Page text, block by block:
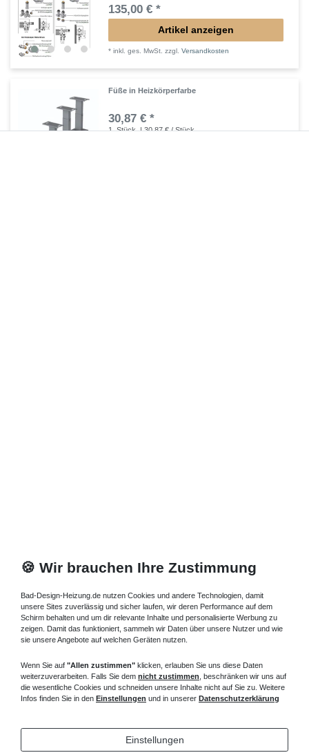
135,00 € *
Artikel anzeigen
*inkl. ges. MwSt. zzgl.Versandkosten
Füße in Heizkörperfarbe
30,87 € *
1 Stück | 30,87 € / Stück
🍪 Wir brauchen Ihre Zustimmung
Bad-Design-Heizung.de nutzen Cookies und andere Technologien, damit
unsere Sites zuverlässig und sicher laufen, wir deren Performance auf dem
Schirm behalten und um dir relevante Inhalte und personalisierte Werbung zu
zeigen. Damit das funktioniert, sammeln wir Daten über unsere Nutzer und wie
sie unsere Angebote auf welchen Geräten nutzen.
Wenn Sie auf "Allen zustimmen" klicken, erlauben Sie uns diese Daten
weiterzuverarbeiten. Falls Sie dem nicht zustimmen , beschränken wir uns auf
die wesentliche Cookies und schneiden unsere Inhalte nicht auf Sie zu. Weitere
Infos finden Sie in den Einstellungen und in unserer Datenschutzerklärung
Einstellungen